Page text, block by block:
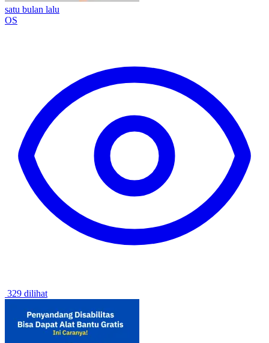
satu bulan lalu
OS
329 dilihat